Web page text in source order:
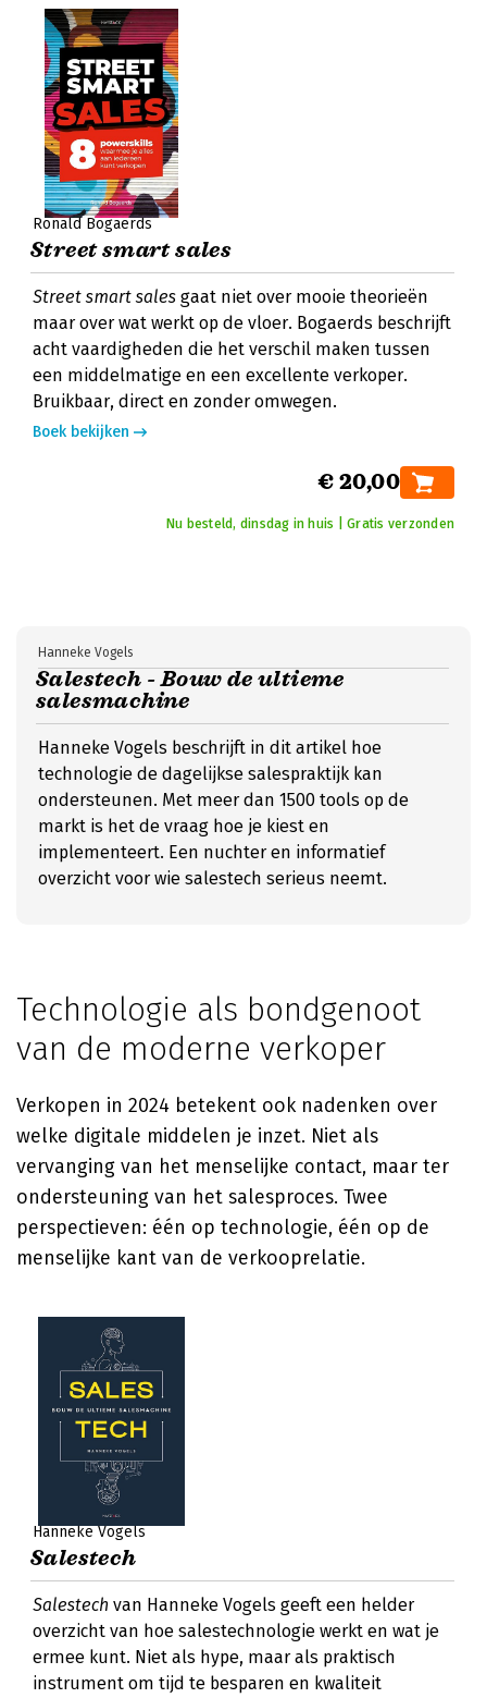
Ronald Bogaerds
Street smart sales
Street smart sales gaat niet over mooie theorieën
maar over wat werkt op de vloer. Bogaerds beschrijft
acht vaardigheden die het verschil maken tussen
een middelmatige en een excellente verkoper.
Bruikbaar, direct en zonder omwegen.
Boek bekijken
€ 20,00
Nu besteld, dinsdag in huis | Gratis verzonden
Salestech - Bouw de ultieme
salesmachine
Hanneke Vogels
Hanneke Vogels beschrijft in dit artikel hoe
technologie de dagelijkse salespraktijk kan
ondersteunen. Met meer dan 1500 tools op de
markt is het de vraag hoe je kiest en
implementeert. Een nuchter en informatief
overzicht voor wie salestech serieus neemt.
Technologie als bondgenoot
van de moderne verkoper
Verkopen in 2024 betekent ook nadenken over
welke digitale middelen je inzet. Niet als
vervanging van het menselijke contact, maar ter
ondersteuning van het salesproces. Twee
perspectieven: één op technologie, één op de
menselijke kant van de verkooprelatie.
Hanneke Vogels
Salestech
Salestech van Hanneke Vogels geeft een helder
overzicht van hoe salestechnologie werkt en wat je
ermee kunt. Niet als hype, maar als praktisch
instrument om tijd te besparen en kwaliteit